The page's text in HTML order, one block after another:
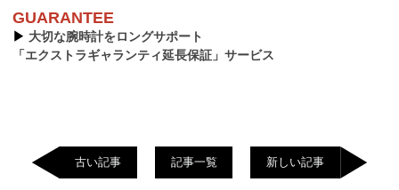
GUARANTEE
▶︎ 大切な腕時計をロングサポート
「エクストラギャランティ延長保証」サービス
古い記事 記事一覧 新しい記事